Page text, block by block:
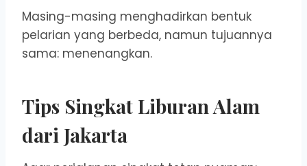
Masing-masing menghadirkan bentuk
pelarian yang berbeda, namun tujuannya
sama: menenangkan.
Tips Singkat Liburan Alam
dari Jakarta